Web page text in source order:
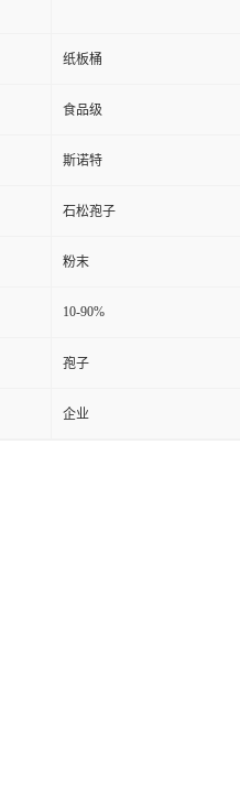
纸板桶
食品级
斯诺特
石松孢子
粉末
10-90%
孢子
企业